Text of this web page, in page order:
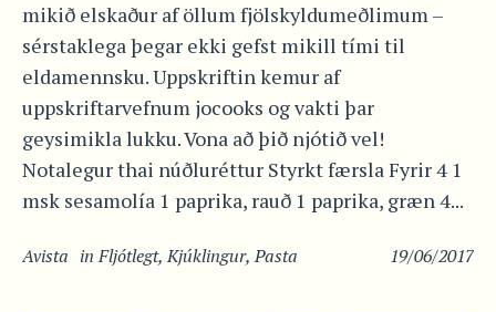
mikið elskaður af öllum fjölskyldumeðlimum –
sérstaklega þegar ekki gefst mikill tími til
eldamennsku. Uppskriftin kemur af
uppskriftarvefnum jocooks og vakti þar
geysimikla lukku. Vona að þið njótið vel!
Notalegur thai núðluréttur Styrkt færsla Fyrir 4 1
msk sesamolía 1 paprika, rauð 1 paprika, græn 4...
19/06/2017
Avista inFljótlegt,Kjúklingur,Pasta